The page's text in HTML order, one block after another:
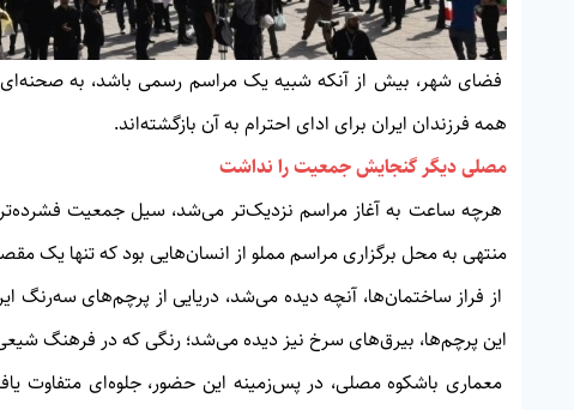
فضای شهر، بیش از آنکه شبیه یک مراسم رسمی باشد، به
همه فرزندان ایران برای ادای احترام به آن بازگشته‌اند.
مصلی دیگر گنجایش جمعیت را نداشت
هرچه ساعت به آغاز مراسم نزدیک‌تر می‌شد، سیل جمعیت
منتهی به محل برگزاری مراسم مملو از انسان‌هایی بود که تنها یک
از فراز ساختمان‌ها، آنچه دیده می‌شد، دریایی از پرچم‌های سه‌رنگ
این پرچم‌ها، بیرق‌های سرخ نیز دیده می‌شد؛ رنگی که در فرهنگ شیعی،
معماری باشکوه مصلی، در پس‌زمینه این حضور، جلوه‌ای متفاوت